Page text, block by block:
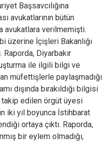
Başsavcılığına
avukatlarının bütün
avukatlara verilmemişti.
üzerine İçişleri Bakanlığı
Diyarbakır
ile ilgili bilgi ve
müfettişlerle paylaşmadığı
dışında bırakıldığı bilgisi
takip edilen örgüt üyesi
iki yıl boyunca İstihbarat
ortaya çıktı. Raporda,
bir eylem olmadığı,